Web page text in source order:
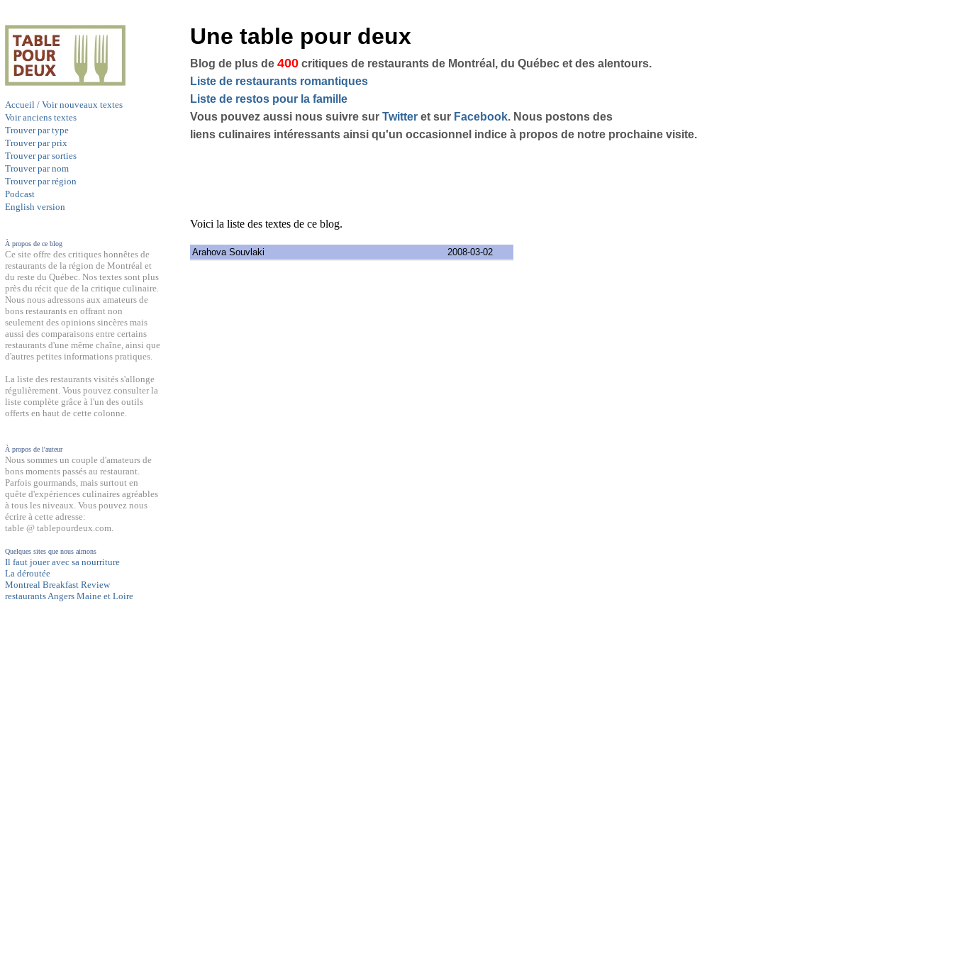
Accueil / Voir nouveaux textes
Voir anciens textes
Trouver par type
Trouver par prix
Trouver par sorties
Trouver par nom
Trouver par région
Podcast
English version
À propos de ce blog
Ce site offre des critiques honnêtes de
restaurants de la région de Montréal et
du reste du Québec. Nos textes sont plus
près du récit que de la critique culinaire.
Nous nous adressons aux amateurs de
bons restaurants en offrant non
seulement des opinions sincères mais
aussi des comparaisons entre certains
restaurants d'une même chaîne, ainsi que
d'autres petites informations pratiques.
La liste des restaurants visités s'allonge
régulièrement. Vous pouvez consulter la
liste complète grâce à l'un des outils
offerts en haut de cette colonne.
À propos de l'auteur
Nous sommes un couple d'amateurs de
bons moments passés au restaurant.
Parfois gourmands, mais surtout en
quête d'expériences culinaires agréables
à tous les niveaux. Vous pouvez nous
écrire à cette adresse:
table @ tablepourdeux.com.
Quelques sites que nous aimons
Il faut jouer avec sa nourriture
La déroutée
Montreal Breakfast Review
restaurants Angers Maine et Loire
Une table pour deux
Blog de plus de 400 critiques de restaurants de Montréal, du Québec et des alentours.
Liste de restaurants romantiques
Liste de restos pour la famille
Vous pouvez aussi nous suivre sur Twitter et sur Facebook. Nous postons des
liens culinaires intéressants ainsi qu'un occasionnel indice à propos de notre prochaine visite.
Voici la liste des textes de ce blog.
Arahova Souvlaki 2008-03-02